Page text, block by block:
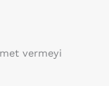
vermeyi